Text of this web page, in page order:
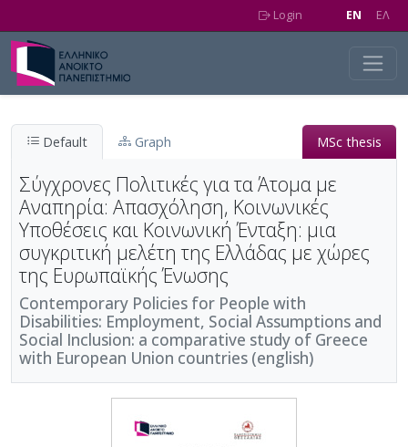
Login EN EΛ
Default Graph MSc thesis
Σύγχρονες Πολιτικές για τα Άτομα με
Αναπηρία: Απασχόληση, Κοινωνικές
Υποθέσεις και Κοινωνική Ένταξη: μια
συγκριτική μελέτη της Ελλάδας με χώρες
της Ευρωπαϊκής Ένωσης
Contemporary Policies for People with
Disabilities: Employment, Social Assumptions and
Social Inclusion: a comparative study of Greece
with European Union countries (english)